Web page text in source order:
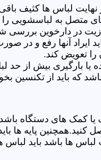
لباس ها کثیف باقی
متصل به لباسشویی
در دارخوین بررسی
ایراد آنها رفع و در
را تعویض کند.
یا بارگیری بیش از حد
باید از تکنسین
کمک های دستگاه
کنید.همچنین پایه
ها باشد باید